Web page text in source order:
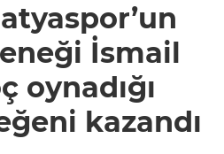
Karakoç
beğeni
İsmail
oynadığı
kazandı